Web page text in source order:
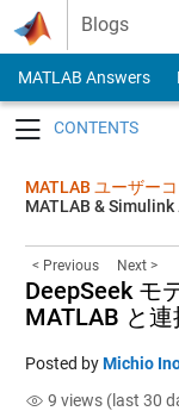
Skip to content
Blogs
MATLAB Answers
MATLAB ユーザー
MATLAB &
< Previous Next >
DeepSeek モ
MATLAB と
Posted byMichio
9 views (last 30